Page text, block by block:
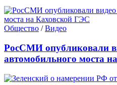
Общество /Видео
РосСМИ опубликовали
автомобильного моста на